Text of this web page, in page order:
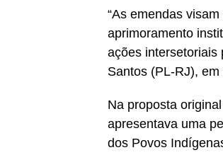
“As emendas
aprimoramento
ações intersetoriais
Santos (PL-RJ),
Na proposta
apresentava uma
dos Povos